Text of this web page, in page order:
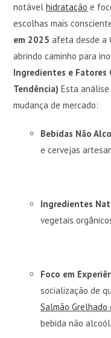
notávelhidratação e
escolhas mais
em 2025 afeta desde a
abrindo caminho para
Ingredientes e Fatores
Tendência) Esta
mudança de mercado:
Bebidas Não
e cervejas
Ingredientes
vegetais
Foco em
socialização de
Salmão
bebida não